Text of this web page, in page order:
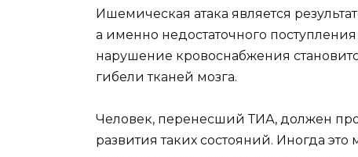
Ишемическая атака является
а именно недостаточного
нарушение кровоснабжения
гибели тканей мозга.
Человек, перенесший ТИА, должен
развития таких состояний. Иногда